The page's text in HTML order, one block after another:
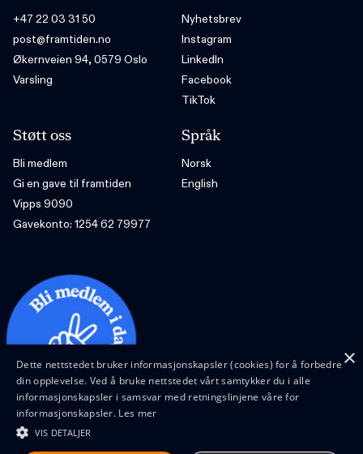
+47 22 03 31 50
post@framtiden.no
Økernveien 94, 0579 Oslo
Varsling
Nyhetsbrev
Instagram
LinkedIn
Facebook
TikTok
Støtt oss
Bli medlem
Gi en gave til framtiden
Vipps 9090
Gavekonto: 1254 62 79977
Språk
Norsk
English
×
Dette nettstedet bruker informasjonskapsler (cookies) for å forbedre
din opplevelse. Ved å bruke nettstedet vårt samtykker du i alle
informasjonskapsler i samsvar med retningslinjene våre for
informasjonskapsler. Les mer
VIS DETALJER